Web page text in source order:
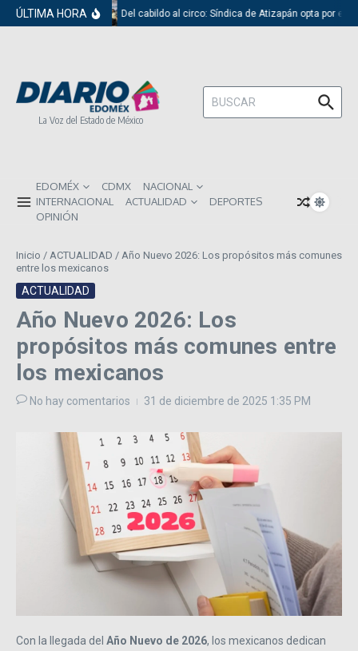
Saltar al contenido
ÚLTIMA HORA Del cabildo al circo: Síndica de Atizapán opta por el
La Voz del Estado de México
Buscar:
EDOMÉX CDMX
NACIONAL
INTERNACIONAL
ACTUALIDAD
DEPORTES
OPINIÓN
Inicio / ACTUALIDAD / Año Nuevo 2026: Los propósitos más comunes
entre los mexicanos
ACTUALIDAD
Año Nuevo 2026: Los
propósitos más comunes entre
los mexicanos
No hay comentarios 31 de diciembre de 2025 1:35 PM
Con la llegada del Año Nuevo de 2026, los mexicanos dedican